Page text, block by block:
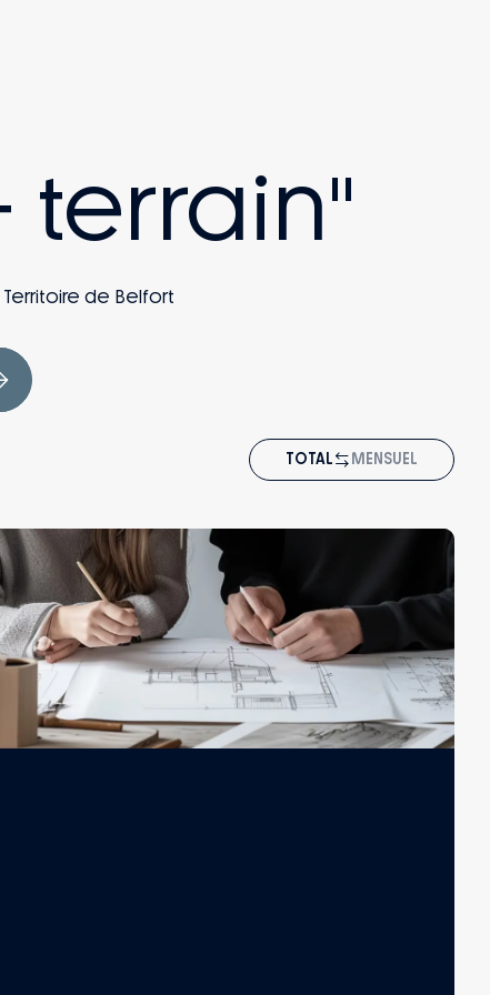
terrain"
Territoire de Belfort
TOTAL MENSUEL